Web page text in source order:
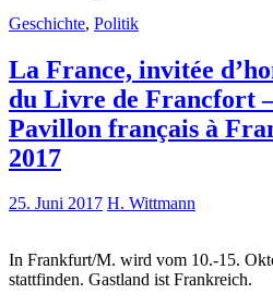
Geschichte, Politik
La France, invitée
du Livre de Francfort
Pavillon français à
2017
25. Juni 2017 H. Wittmann
In Frankfurt/M. wird vom 10.-15.
stattfinden. Gastland ist Frankreich.